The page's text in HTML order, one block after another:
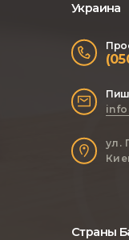
Украина
ул.
Страны